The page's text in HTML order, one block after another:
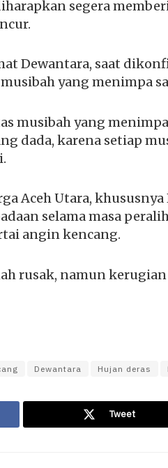
segera
Dewantara, saat
yang menimpa
musibah yang
dada, karena setiap
Aceh Utara,
selama masa
angin kencang.
rusak, namun
Dewantara Hujan deras
Tweet